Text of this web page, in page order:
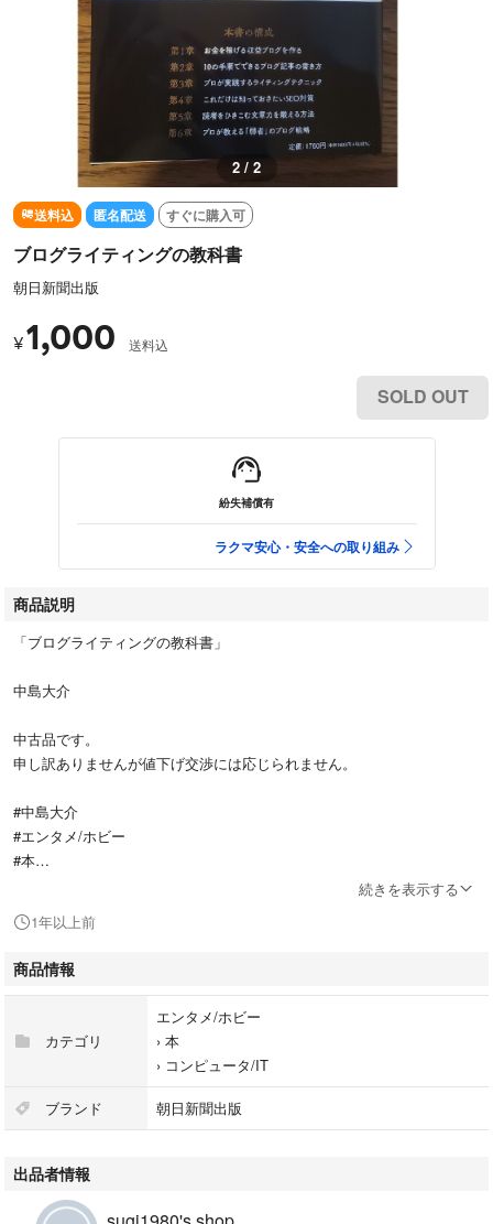
2 / 2
送料込 匿名配送 すぐに購入可
ブログライティングの教科書
朝日新聞出版
¥1,000 送料込
SOLD OUT
紛失補償有
ラクマ安心・安全への取り組み
商品説明
「ブログライティングの教科書」
中島大介
中古品です。
申し訳ありませんが値下げ交渉には応じられません。
#中島大介
#エンタメ/ホビー
#本
続きを表示する
1年以上前
商品情報
カテゴリ
エンタメ/ホビー
› 本
› コンピュータ/IT
ブランド 朝日新聞出版
出品者情報